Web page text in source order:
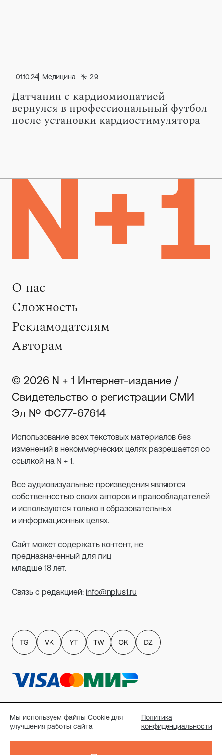
01.10.24 Медицина 2.9
Датчанин с кардиомиопатией
вернулся в профессиональный футбол
после установки кардиостимулятора
Мы используем файлы Cookie для
улучшения работы сайта
Политика
конфиденциальности
О нас
Сложность
Рекламодателям
Авторам
© 2026 N + 1 Интернет-издание /
Свидетельство о регистрации СМИ
Эл № ФС77-67614
Использование всех текстовых материалов без
изменений в некоммерческих целях разрешается со
ссылкой на N + 1.
Все аудиовизуальные произведения являются
собственностью своих авторов и правообладателей
и используются только в образовательных
и информационных целях.
Сайт может содержать контент, не
предназначенный для лиц
младше 18 лет.
Связь с редакцией: info@nplus1.ru
пользователей сайта
Публичный договор-оферта
Согласие на рассылку